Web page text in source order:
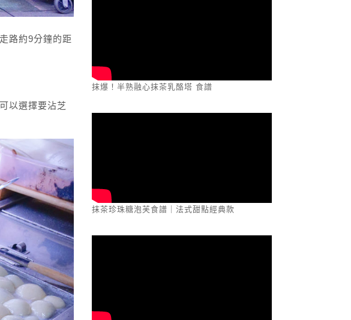
路約9分鐘的距
以選擇要沾芝
抹爆！半熟融心抹茶乳酪塔 食譜
抹茶珍珠糖泡芙食譜｜法式甜點經典款